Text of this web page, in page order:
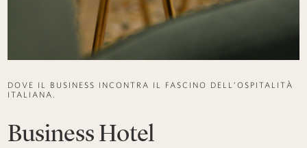
DOVE IL BUSINESS INCONTRA IL FASCINO DELL’OSPITALITÀ
ITALIANA.
Business Hotel